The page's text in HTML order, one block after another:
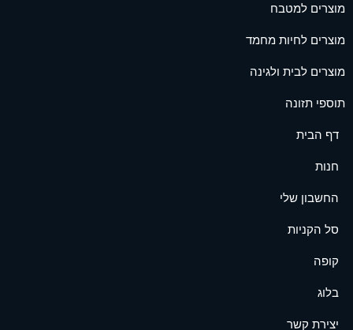
מוצרים למטבח
מוצרים לחיות מחמד
מוצרים לבית ולגינה
תוספי תזונה
דף הבית
חנות
החשבון שלי
סל הקניות
קופה
בלוג
יצירת קשר